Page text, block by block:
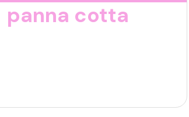
panna cotta